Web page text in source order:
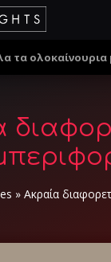
τα
» Ακραία